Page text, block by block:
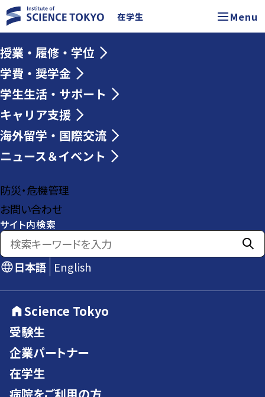
在学生 Menu
授業・履修・学位
学費・奨学金
学生生活・サポート
キャリア支援
海外留学・国際交流
ニュース＆イベント
防災・危機管理
お問い合わせ
サイト内検索
日本語 English
Science Tokyo
受験生
企業パートナー
在学生